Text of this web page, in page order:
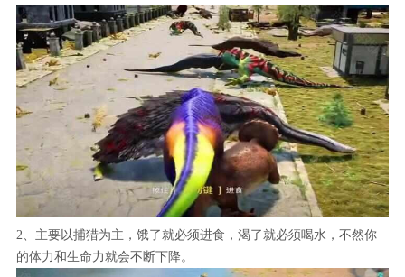
2、主要以捕猎为主，饿了就必须进食，渴了就必须喝水，不然你
的体力和生命力就会不断下降。